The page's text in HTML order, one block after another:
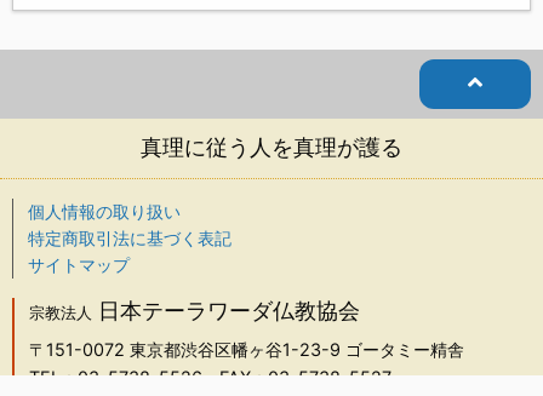
真理に従う人を真理が護る
個人情報の取り扱い
特定商取引法に基づく表記
サイトマップ
宗教法人 日本テーラワーダ仏教協会
〒151-0072 東京都渋谷区幡ヶ谷1-23-9 ゴータミー精舎
TEL：03-5738-5526FAX：03-5738-5527